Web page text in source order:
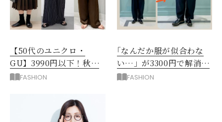
【50代のユニクロ・
GU】3990円以下！秋ま
ではける涼しげボトムス3
FASHION
｢なんだか服が似合わな
い…」が3300円で解消！
阪神梅田のサービスが神
FASHION